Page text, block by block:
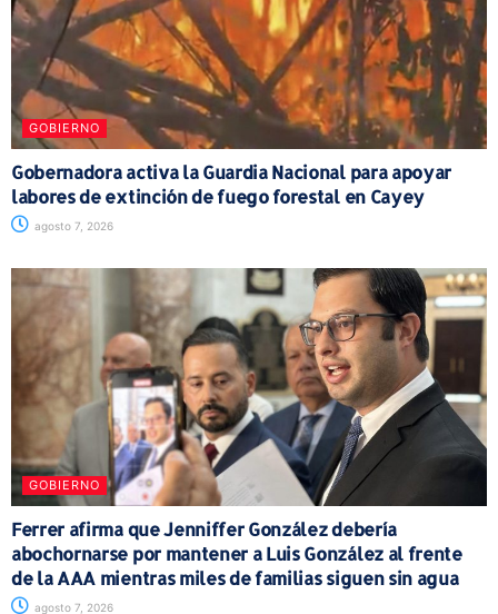
GOBIERNO
Gobernadora activa la Guardia Nacional para apoyar
labores de extinción de fuego forestal en Cayey
agosto 7, 2026
GOBIERNO
Ferrer afirma que Jenniffer González debería
abochornarse por mantener a Luis González al frente
de la AAA mientras miles de familias siguen sin agua
agosto 7, 2026